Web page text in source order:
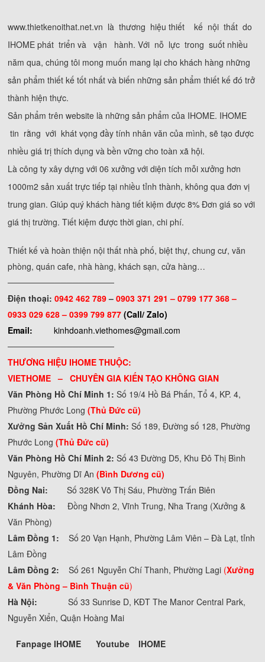
www.thietkenoithat.net.vn là thương hiệu thiết kế nội thất do
IHOME phát triển và vận hành. Với nỗ lực trong suốt nhiều
năm qua, chúng tôi mong muốn mang lại cho khách hàng những
sản phẩm thiết kế tốt nhất và biến những sản phẩm thiết kế đó trở
thành hiện thực.
Sản phẩm trên website là những sản phẩm của IHOME. IHOME
tin rằng với khát vọng đầy tính nhân văn của mình, sẽ tạo được
nhiều giá trị thích dụng và bền vững cho toàn xã hội.
Là công ty xây dựng với 06 xưởng với diện tích mỗi xưởng hơn
1000m2 sản xuất trực tiếp tại nhiều tỉnh thành, không qua đơn vị
trung gian. Giúp quý khách hàng tiết kiệm được 8% Đơn giá so với
giá thị trường. Tiết kiệm được thời gian, chi phí.
Thiết kế và hoàn thiện nội thất nhà phố, biệt thự, chung cư, văn
phòng, quán cafe, nhà hàng, khách sạn, cửa hàng…
──────────────────
Điện thoại:0942 462 789–0903 371 291 –0799 177 368 –
0933 029 628 – 0399 799 877 (Call/ Zalo)
Email:
kinhdoanh.viethomes@gmail.com
──────────────────
THƯƠNG HIỆU IHOME THUỘC:
VIETHOME – CHUYÊN GIA KIẾN TẠO KHÔNG GIAN
Văn Phòng Hồ Chí Minh 1:Số 19/4 Hồ Bá Phấn, Tổ 4, KP. 4,
Phường Phước Long(Thủ Đức cũ)
Xưởng Sản Xuất Hồ Chí Minh:Số 189, Đường số 128, Phường
Phước Long(Thủ Đức cũ)
Văn Phòng Hồ Chí Minh 2:Số 43 Đường D5, Khu Đô Thị Bình
Nguyên, Phường Dĩ An (Bình Dương cũ)
Đồng Nai:Số 328K Võ Thị Sáu, Phường Trấn Biên
Khánh Hòa:
Đồng Nhơn 2, Vĩnh Trung, Nha Trang (Xưởng &
Văn Phòng)
Lâm Đồng 1:Số 20 Vạn Hạnh, Phường Lâm Viên – Đà Lạt, tỉnh
Lâm Đồng
Lâm Đồng 2:Số 261 Nguyễn Chí Thanh, Phường Lagi (Xưởng
& Văn Phòng – Bình Thuận cũ)
Hà Nội:Số 33 Sunrise D, KĐT The Manor Central Park,
Nguyễn Xiển, Quận Hoàng Mai
Fanpage IHOME Youtube IHOME